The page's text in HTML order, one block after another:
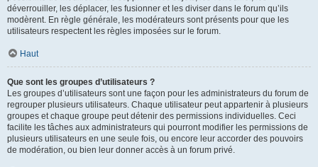
déverrouiller, les déplacer, les fusionner et les diviser dans le forum qu’ils
modèrent. En règle générale, les modérateurs sont présents pour que les
utilisateurs respectent les règles imposées sur le forum.
Haut
Que sont les groupes d’utilisateurs ?
Les groupes d’utilisateurs sont une façon pour les administrateurs du forum de
regrouper plusieurs utilisateurs. Chaque utilisateur peut appartenir à plusieurs
groupes et chaque groupe peut détenir des permissions individuelles. Ceci
facilite les tâches aux administrateurs qui pourront modifier les permissions de
plusieurs utilisateurs en une seule fois, ou encore leur accorder des pouvoirs
de modération, ou bien leur donner accès à un forum privé.